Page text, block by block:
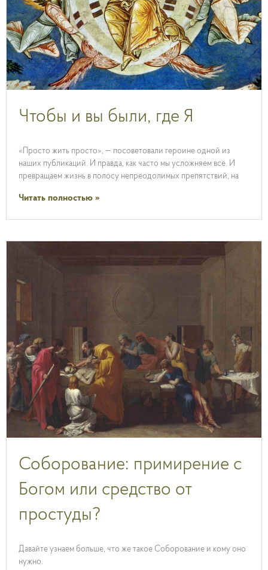
Чтобы и вы были, где Я
«Просто жить просто», — посоветовали героине одной из
наших публикаций. И правда, как часто мы усложняем всё. И
превращаем жизнь в полосу непреодолимых препятствий, на
Читать полностью »
Соборование: примирение с
Богом или средство от
простуды?
Давайте узнаем больше, что же такое Соборование и кому оно
нужно.